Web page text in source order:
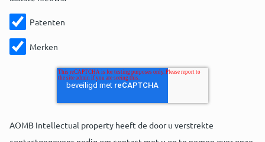
Patenten
Merken
AOMB Intellectual property heeft de door u verstrekte